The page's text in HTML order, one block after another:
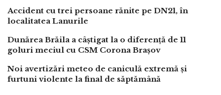
Accident cu trei persoane rănite pe DN21, în
localitatea Lanurile
Dunărea Brăila a câștigat la o diferență de 11
goluri meciul cu CSM Corona Brașov
Noi avertizări meteo de caniculă extremă și
furtuni violente la final de săptămână